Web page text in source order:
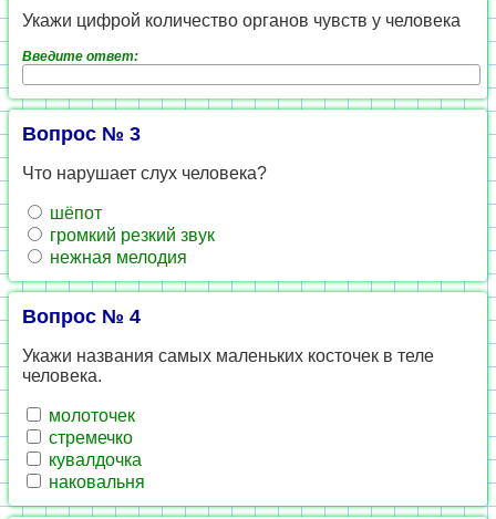
Укажи цифрой количество органов чувств у человека
Введите ответ:
Вопрос № 3
Что нарушает слух человека?
шёпот
громкий резкий звук
нежная мелодия
Вопрос № 4
Укажи названия самых маленьких косточек в теле
человека.
молоточек
стремечко
кувалдочка
наковальня